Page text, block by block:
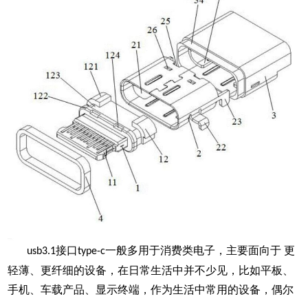
usb3.1接口type-c一般多用于消费类电子，主要面向于 更
轻薄、更纤细的设备，在日常生活中并不少见，比如平板、
手机、车载产品、显示终端，作为生活中常用的设备，偶尔